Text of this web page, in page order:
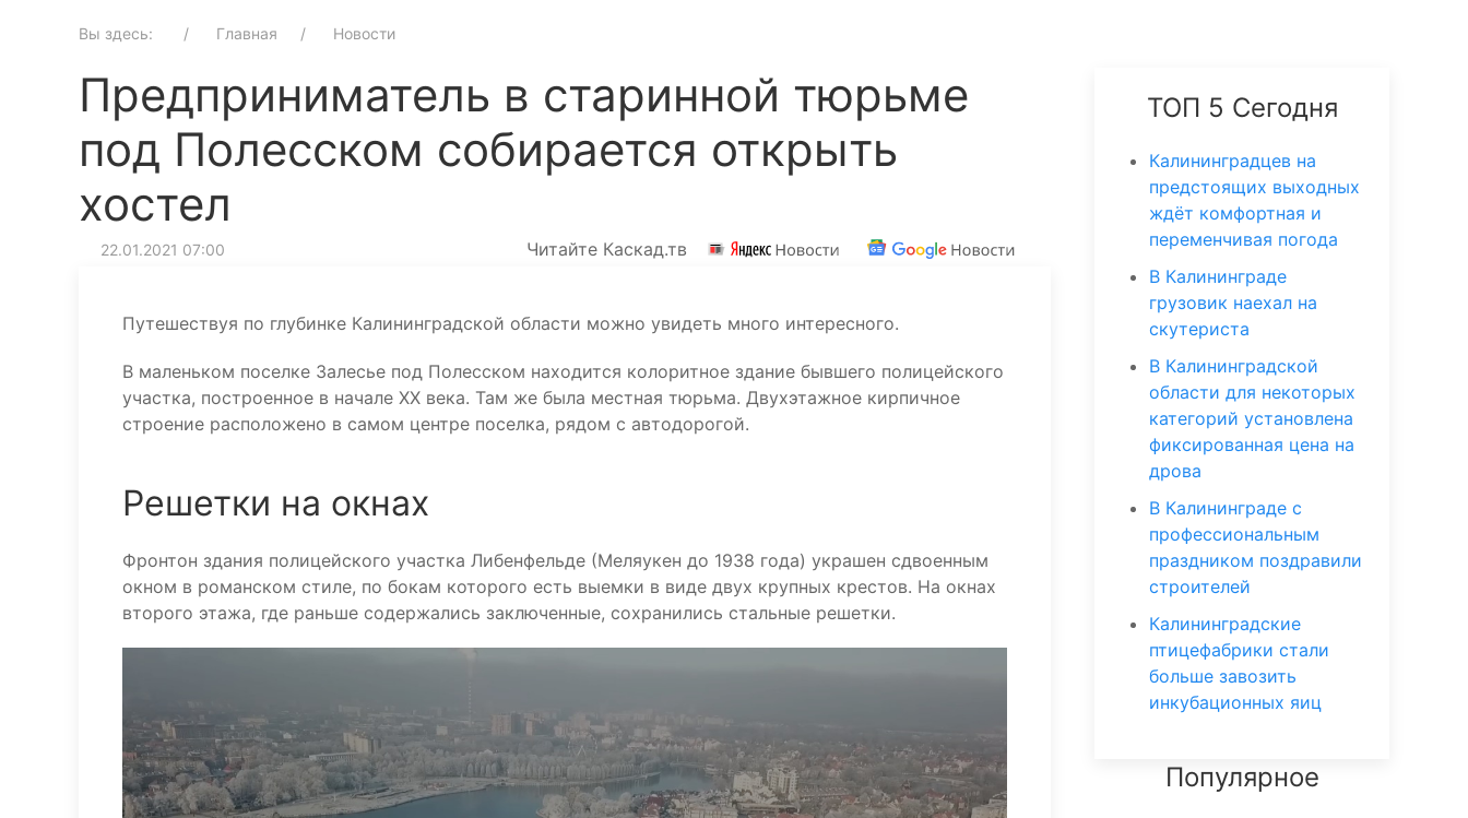
Вы здесь: Главная Новости
Предприниматель в старинной тюрьме
под Полесском собирается открыть
хостел
22.01.2021 07:00 Читайте Каскад.тв
Путешествуя по глубинке Калининградской области можно увидеть много интересного.
В маленьком поселке Залесье под Полесском находится колоритное здание бывшего полицейского
участка, построенное в начале ХХ века. Там же была местная тюрьма. Двухэтажное кирпичное
строение расположено в самом центре поселка, рядом с автодорогой.
Решетки на окнах
Фронтон здания полицейского участка Либенфельде (Меляукен до 1938 года) украшен сдвоенным
окном в романском стиле, по бокам которого есть выемки в виде двух крупных крестов. На окнах
второго этажа, где раньше содержались заключенные, сохранились стальные решетки.
ТОП 5 Сегодня
Калининградцев на
предстоящих выходных
ждёт комфортная и
переменчивая погода
В Калининграде
грузовик наехал на
скутериста
В Калининградской
области для некоторых
категорий установлена
фиксированная цена на
дрова
В Калининграде с
профессиональным
праздником поздравили
строителей
Калининградские
птицефабрики стали
больше завозить
инкубационных яиц
Популярное